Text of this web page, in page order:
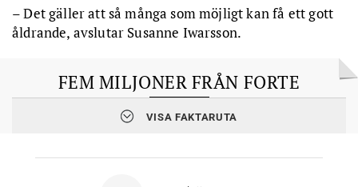
– Det gäller att så många som möjligt kan få ett gott
åldrande, avslutar Susanne Iwarsson.
FEM MILJONER FRÅN FORTE
fem miljonerkronor från Forte till det treåriga
VISA FAKTARUTA